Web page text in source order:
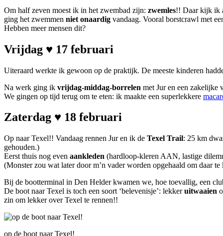
Om half zeven moest ik in het zwembad zijn: zwemles!! Daar kijk ik
ging het zwemmen niet onaardig vandaag. Vooral borstcrawl met
Hebben meer mensen dit?
Vrijdag ♥ 17 februari
Uiteraard werkte ik gewoon op de praktijk. De meeste kinderen
Na werk ging ik vrijdag-middag-borrelen met Jur en een zakelijke
We gingen op tijd terug om te eten: ik maakte een superlekkere
Zaterdag ♥ 18 februari
Op naar Texel!! Vandaag rennen Jur en ik de Texel Trail: 25 km
gehouden.)
Eerst thuis nog even aankleden (hardloop-kleren AAN, lastige
(Monster zou wat later door m’n vader worden opgehaald om daar te
Bij de bootterminal in Den Helder kwamen we, hoe toevallig, een
De boot naar Texel is toch een soort ‘belevenisje’: lekkeruitwaaien
zin om lekker over Texel te rennen!!
op de boot naar Texel!